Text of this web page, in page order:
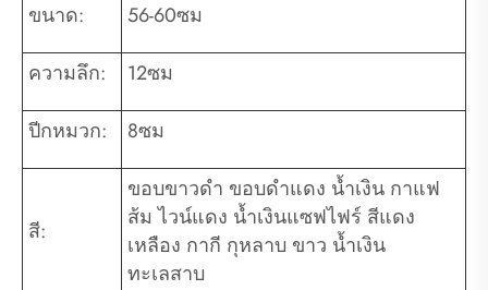
ขนาด: 56-60ซม
ความลึก: 12ซม
ปีกหมวก: 8ซม
สี:
ขอบขาวดำ ขอบดำแดง น้ำเงิน กาแฟ
ส้ม ไวน์แดง น้ำเงินแซฟไฟร์ สีแดง
เหลือง กากี กุหลาบ ขาว น้ำเงิน
ทะเลสาบ